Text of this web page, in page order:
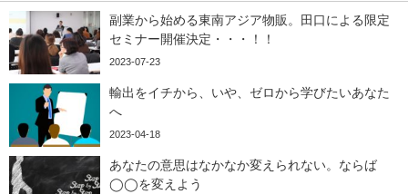
副業から始める東南アジア物販。田口による限定
セミナー開催決定・・・！！
2023-07-23
輸出をイチから、いや、ゼロから学びたいあなた
へ
2023-04-18
あなたの意思はなかなか変えられない。ならば
◯◯を変えよう